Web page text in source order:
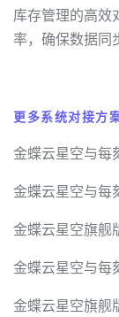
库存管理的高效
率，确保数据同
更多系统对接方
金蝶云星空与每
金蝶云星空与每
金蝶云星空旗舰
金蝶云星空与每
金蝶云星空旗舰